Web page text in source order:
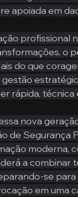
apoiada em
profissional
o
do que
gestão
rápida, técnica
nova
de Segurança
moderna,
a combinar
se
em uma